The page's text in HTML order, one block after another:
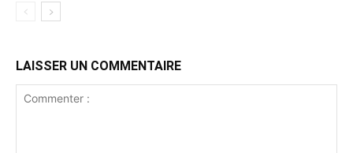
LAISSER UN COMMENTAIRE